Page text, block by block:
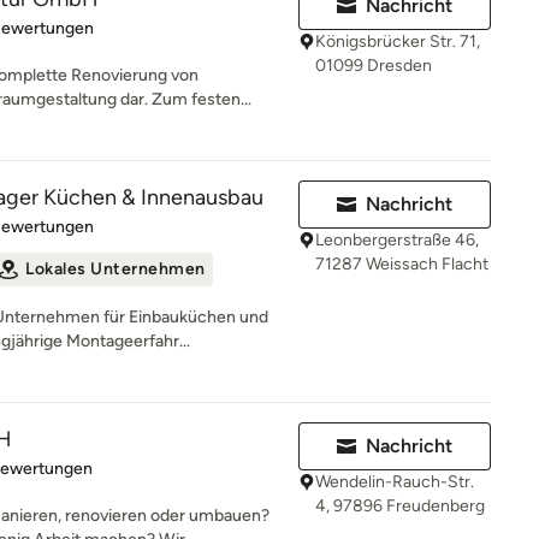
5 von 5 Sternen
Renovierung von
dar. Zum festen...
Nachricht
Königsbrücker Str. 71,
01099 Dresden
Küchen & Innenausbau
5 von 5 Sternen
Lokales Unternehmen
für Einbauküchen und
Montageerfahr...
Nachricht
Leonbergerstraße 46,
71287 Weissach Flacht
5 von 5 Sternen
renovieren oder umbauen?
Nachricht
Wendelin-Rauch-Str.
4, 97896 Freudenberg